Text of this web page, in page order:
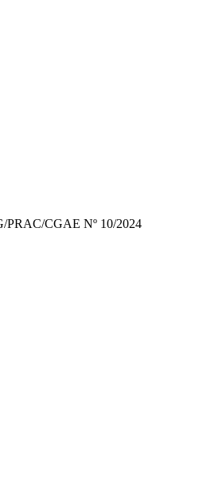
PRAC/CGAE Nº 10/2024